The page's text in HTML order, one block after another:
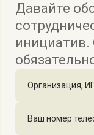
Давайте
инициатив.